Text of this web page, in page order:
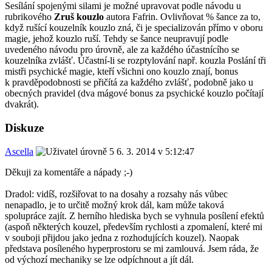
Sesílání spojenými silami je možné upravovat podle návodu u
rubrikového Zruš kouzlo autora Fafrin. Ovlivňovat % šance za to,
když rušící kouzelník kouzlo zná, či je specializován přímo v oboru
magie, jehož kouzlo ruší. Tehdy se šance neupravují podle
uvedeného návodu pro úrovně, ale za každého účastnícího se
kouzelníka zvlášť. Účastní-li se rozptylování např. kouzla Poslání tři
mistři psychické magie, kteří všichni ono kouzlo znají, bonus
k pravděpodobnosti se přičítá za každého zvlášť, podobně jako u
obecných pravidel (dva mágové bonus za psychické kouzlo počítají
dvakrát).
Diskuze
Ascella
6. 3. 2014 v 5:12:47
Děkuji za komentáře a nápady ;-)
Dradol: vidíš, rozšiřovat to na dosahy a rozsahy nás vůbec
nenapadlo, je to určitě možný krok dál, kam může taková
spolupráce zajít. Z herního hlediska bych se vyhnula posílení efektů
(aspoň některých kouzel, především rychlosti a zpomalení, které mi
v souboji přijdou jako jedna z rozhodujících kouzel). Naopak
představa posíleného hyperprostoru se mi zamlouvá. Jsem ráda, že
od výchozí mechaniky se lze odpíchnout a jít dál.